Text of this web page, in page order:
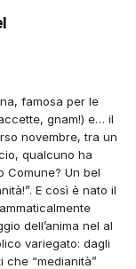
famosa per le
gnam!) e… il
novembre, tra un
qualcuno ha
Comune? Un bel
E così è nato il
dell’anima nel al
variegato: dagli
“medianità”